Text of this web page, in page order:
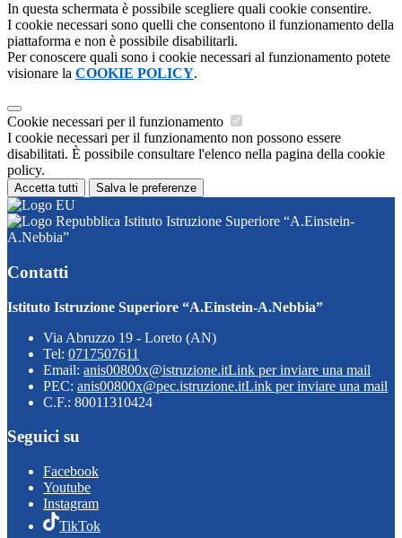
In questa schermata è possibile scegliere quali cookie consentire.
I cookie necessari sono quelli che consentono il funzionamento della
piattaforma e non è possibile disabilitarli.
Per conoscere quali sono i cookie necessari al funzionamento potete
visionare la COOKIE POLICY.
Cookie necessari per il funzionamento
I cookie necessari per il funzionamento non possono essere
disabilitati. È possibile consultare l'elenco nella pagina della cookie
policy.
Accetta tutti Salva le preferenze
Istituto Istruzione Superiore “A.Einstein-
A.Nebbia”
Contatti
Istituto Istruzione Superiore “A.Einstein-A.Nebbia”
Via Abruzzo 19 - Loreto (AN)
Tel: 0717507611
Email: anis00800x@istruzione.itLink per inviare una mail
PEC: anis00800x@pec.istruzione.itLink per inviare una mail
C.F.: 80011310424
Seguici su
Facebook
Youtube
Instagram
TikTok